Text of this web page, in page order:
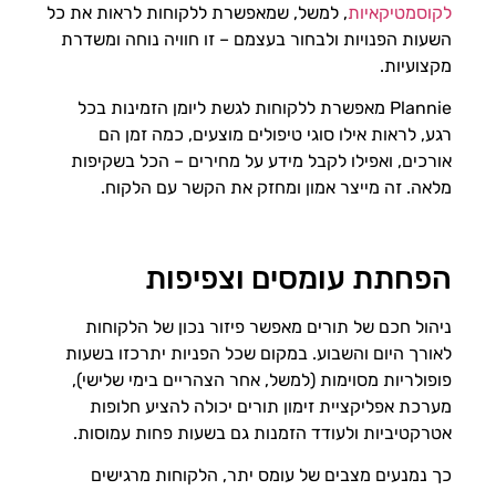
לקוסמטיקאיות, למשל, שמאפשרת ללקוחות לראות את כל
השעות הפנויות ולבחור בעצמם – זו חוויה נוחה ומשדרת
מקצועיות.
Plannie מאפשרת ללקוחות לגשת ליומן הזמינות בכל
רגע, לראות אילו סוגי טיפולים מוצעים, כמה זמן הם
אורכים, ואפילו לקבל מידע על מחירים – הכל בשקיפות
מלאה. זה מייצר אמון ומחזק את הקשר עם הלקוח.
הפחתת עומסים וצפיפות
ניהול חכם של תורים מאפשר פיזור נכון של הלקוחות
לאורך היום והשבוע. במקום שכל הפניות יתרכזו בשעות
פופולריות מסוימות (למשל, אחר הצהריים בימי שלישי),
מערכת אפליקציית זימון תורים יכולה להציע חלופות
אטרקטיביות ולעודד הזמנות גם בשעות פחות עמוסות.
כך נמנעים מצבים של עומס יתר, הלקוחות מרגישים